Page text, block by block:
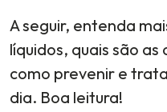
A seguir, entenda
líquidos, quais são as
como prevenir e
dia. Boa leitura!